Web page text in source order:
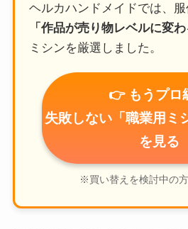
ヘルカハンドメイドでは、
「作品が売り物レベルに変わ
ミシンを厳選しました。
👉 もうプロ
失敗しない「職業用ミ
を見る
※買い替えを検討中の